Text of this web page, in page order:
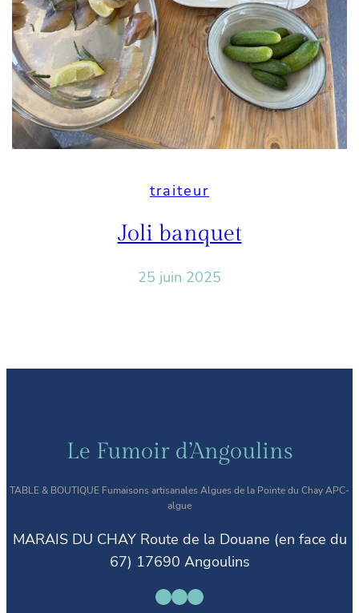
traiteur
Joli banquet
25 juin 2025
Le Fumoir d’Angoulins
TABLE & BOUTIQUE Fumaisons artisanales Algues de la Pointe du Chay APC-
algue
MARAIS DU CHAY Route de la Douane (en face du
67) 17690 Angoulins
Facebook InstagramE-mail